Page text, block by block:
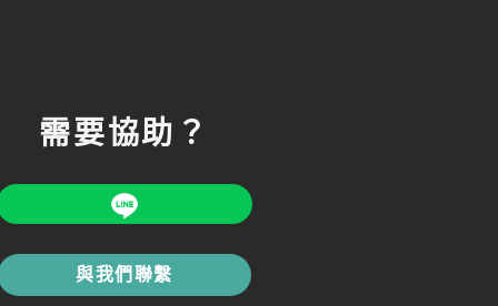
需要協助？
與我們聯繫